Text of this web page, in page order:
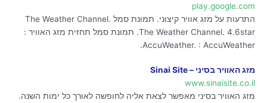
play.google.com
התרעות על מזג אוויר קיצוני. תמונת סמל The Weather Channel.
The Weather Channel. 4.6star. תמונת סמל תחזית מזג האוויר :
AccuWeather. : AccuWeather.
מזג האוויר בסיני – Sinai Site
www.sinaisite.co.il
מזג האוויר בסיני מאפשר לצאת אליה לחופשה לאורך כל ימות השנה.